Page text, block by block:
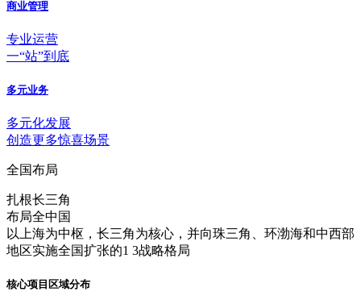
商业管理
专业运营
一“站”到底
多元业务
多元化发展
创造更多惊喜场景
全国布局
扎根长三角
布局全中国
以上海为中枢，长三角为核心，并向珠三角、环渤海和中西部
地区实施全国扩张的1 3战略格局
核心项目区域分布